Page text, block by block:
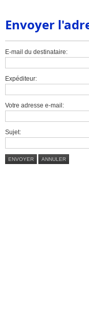
Envoyer
E-mail du destinataire:
Expéditeur:
Votre adresse e-mail:
Sujet:
ENVOYER ANNULER